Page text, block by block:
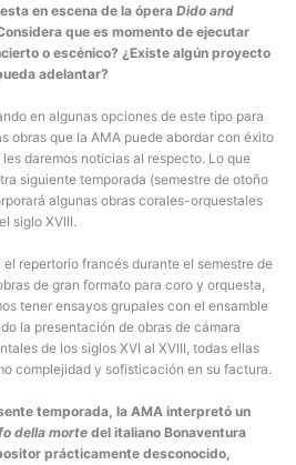
en escena de la ópera Dido and
que es momento de ejecutar
o escénico? ¿Existe algún proyecto
adelantar?
en algunas opciones de este tipo para
obras que la AMA puede abordar con éxito
daremos noticias al respecto. Lo que
siguiente temporada (semestre de otoño
algunas obras corales-orquestales
siglo XVIII.
repertorio francés durante el semestre de
de gran formato para coro y orquesta,
tener ensayos grupales con el ensamble
la presentación de obras de cámara
de los siglos XVI al XVIII, todas ellas
complejidad y sofisticación en su factura.
temporada, la AMA interpretó un
della mortedel italiano Bonaventura
prácticamente desconocido,